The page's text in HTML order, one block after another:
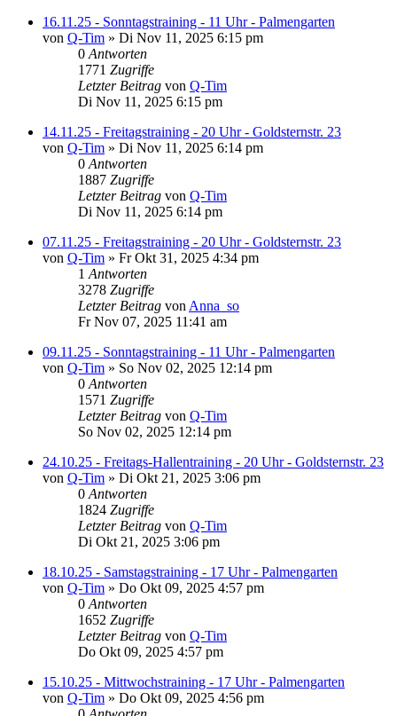
16.11.25 - Sonntagstraining - 11 Uhr - Palmengarten
von Q-Tim » Di Nov 11, 2025 6:15 pm
0 Antworten
1771 Zugriffe
Letzter Beitrag von Q-Tim
Di Nov 11, 2025 6:15 pm
14.11.25 - Freitagstraining - 20 Uhr - Goldsternstr. 23
von Q-Tim » Di Nov 11, 2025 6:14 pm
0 Antworten
1887 Zugriffe
Letzter Beitrag von Q-Tim
Di Nov 11, 2025 6:14 pm
07.11.25 - Freitagstraining - 20 Uhr - Goldsternstr. 23
von Q-Tim » Fr Okt 31, 2025 4:34 pm
1 Antworten
3278 Zugriffe
Letzter Beitrag von Anna_so
Fr Nov 07, 2025 11:41 am
09.11.25 - Sonntagstraining - 11 Uhr - Palmengarten
von Q-Tim » So Nov 02, 2025 12:14 pm
0 Antworten
1571 Zugriffe
Letzter Beitrag von Q-Tim
So Nov 02, 2025 12:14 pm
24.10.25 - Freitags-Hallentraining - 20 Uhr - Goldsternstr. 23
von Q-Tim » Di Okt 21, 2025 3:06 pm
0 Antworten
1824 Zugriffe
Letzter Beitrag von Q-Tim
Di Okt 21, 2025 3:06 pm
18.10.25 - Samstagstraining - 17 Uhr - Palmengarten
von Q-Tim » Do Okt 09, 2025 4:57 pm
0 Antworten
1652 Zugriffe
Letzter Beitrag von Q-Tim
Do Okt 09, 2025 4:57 pm
15.10.25 - Mittwochstraining - 17 Uhr - Palmengarten
von Q-Tim » Do Okt 09, 2025 4:56 pm